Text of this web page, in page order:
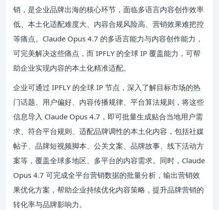
销，是企业品牌出海的核心环节，面临多语言内容创作效率
低、本土化适配难度大、内容合规风险高、营销效果难把控
等痛点。Claude Opus 4.7 的多语言能力与内容创作能力，
可完美解决这些痛点，而 IPFLY 的全球 IP 覆盖能力，可帮
助企业实现内容的本土化精准适配。
企业可通过 IPFLY 的全球 IP 节点，深入了解目标市场的热
门话题、用户偏好、内容传播规律、平台算法规则，将这些
信息导入 Claude Opus 4.7，即可批量生成贴合当地用户需
求、符合平台规则、适配品牌调性的本土化内容，包括社媒
帖子、品牌短视频脚本、公关文案、品牌故事、线下活动方
案等，覆盖全球多地区、多平台的内容需求。同时，Claude
Opus 4.7 可完成全平台营销数据的批量分析，输出营销效
果优化方案，帮助企业持续优化内容策略，提升品牌营销的
转化率与品牌影响力。